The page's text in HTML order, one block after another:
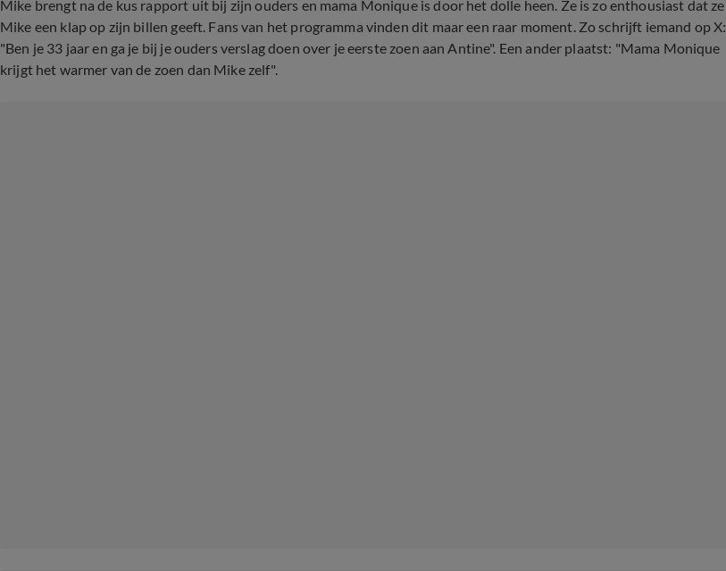
Mike brengt na de kus rapport uit bij zijn ouders en mama Monique is door het dolle heen. Ze is zo enthousiast dat ze
Mike een klap op zijn billen geeft. Fans van het programma vinden dit maar een raar moment. Zo schrijft iemand op X:
"Ben je 33 jaar en ga je bij je ouders verslag doen over je eerste zoen aan Antine". Een ander plaatst: "Mama Monique
krijgt het warmer van de zoen dan Mike zelf".